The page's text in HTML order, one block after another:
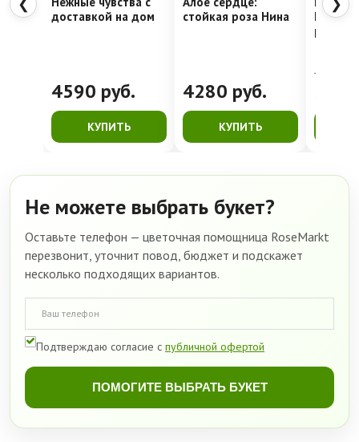
❮
доставкой на дом
4590 руб.
КУПИТЬ
стойкая роза Нина
4280 руб.
КУПИТЬ
Недели
4762
❯
Не можете выбрать букет?
Оставьте телефон — цветочная помощница RoseMarkt
перезвонит, уточнит повод, бюджет и подскажет
несколько подходящих вариантов.
Подтверждаю согласие с публичной офертой
ПОМОГИТЕ ВЫБРАТЬ БУКЕТ